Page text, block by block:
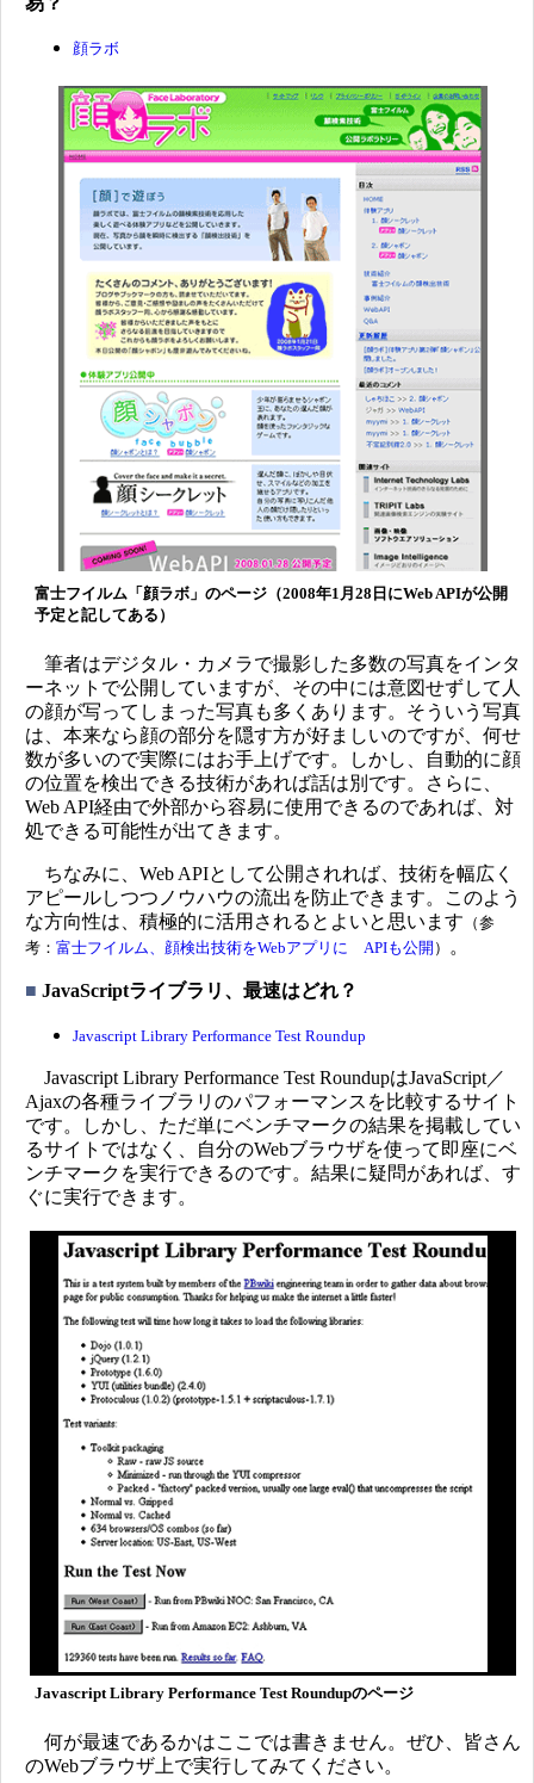
顔ラボ
富士フイルム「顔ラボ」のページ（2008年1月28日にWeb APIが公開
予定と記してある）
筆者はデジタル・カメラで撮影した多数の写真をインタ
ーネットで公開していますが、その中には意図せずして人
の顔が写ってしまった写真も多くあります。そういう写真
は、本来なら顔の部分を隠す方が好ましいのですが、何せ
数が多いので実際にはお手上げです。しかし、自動的に顔
の位置を検出できる技術があれば話は別です。さらに、
Web API経由で外部から容易に使用できるのであれば、対
処できる可能性が出てきます。
ちなみに、Web APIとして公開されれば、技術を幅広く
アピールしつつノウハウの流出を防止できます。このよう
な方向性は、積極的に活用されるとよいと思います （参
考： 富士フイルム、顔検出技術をWebアプリに APIも公開 ） 。
■ JavaScriptライブラリ、最速はどれ？
Javascript Library Performance Test Roundup
Javascript Library Performance Test RoundupはJavaScript／
Ajaxの各種ライブラリのパフォーマンスを比較するサイト
です。しかし、ただ単にベンチマークの結果を掲載してい
るサイトではなく、自分のWebブラウザを使って即座にベ
ンチマークを実行できるのです。結果に疑問があれば、す
ぐに実行できます。
Javascript Library Performance Test Roundupのページ
何が最速であるかはここでは書きません。ぜひ、皆さん
のWebブラウザ上で実行してみてください。